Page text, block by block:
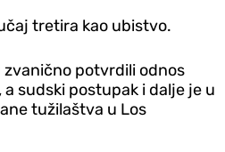
tretira kao ubistvo.
potvrdili odnos
sudski postupak i dalje je u
tužilaštva u Los